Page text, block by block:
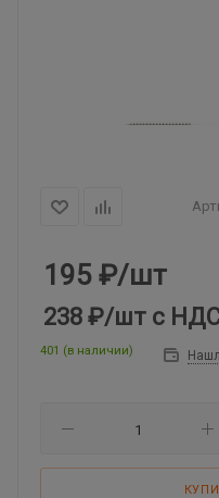
195 ₽/шт
238 ₽/шт с
401 (в наличии)